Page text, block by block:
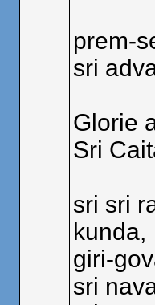
prem-
sri
Glorie
Sri
sri sri
kunda,
giri-
sri